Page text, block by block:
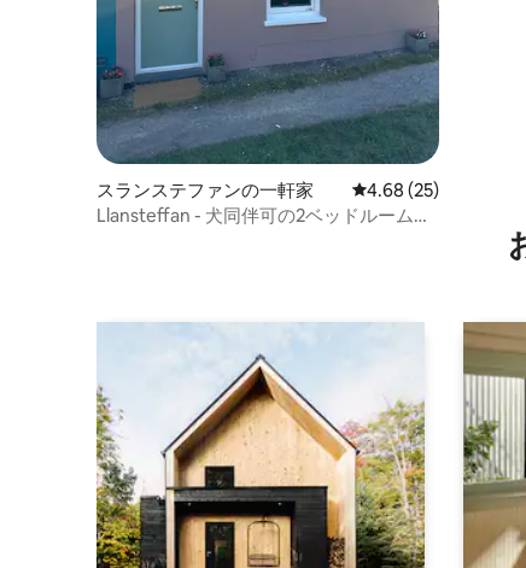
スランステファンの一軒家 レビュー25件、5つ
4.68 (25)
Llansteffan - 犬同伴可の2ベッドルームの